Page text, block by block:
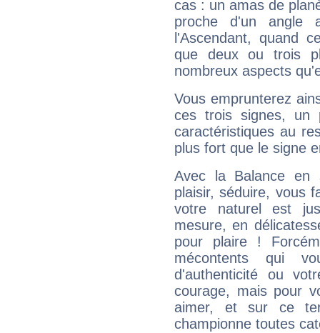
cas : un amas de
proche d'un
l'Ascendant, quand
que deux ou trois
nombreux aspects
Vous emprunterez
ces trois signes, un
caractéristiques au
plus fort que le signe
Avec la Balance en
plaisir, séduire, vous
votre naturel est
mesure, en
pour plaire !
mécontents qui
d'authenticité ou
courage, mais pour
aimer, et sur ce
championne toutes